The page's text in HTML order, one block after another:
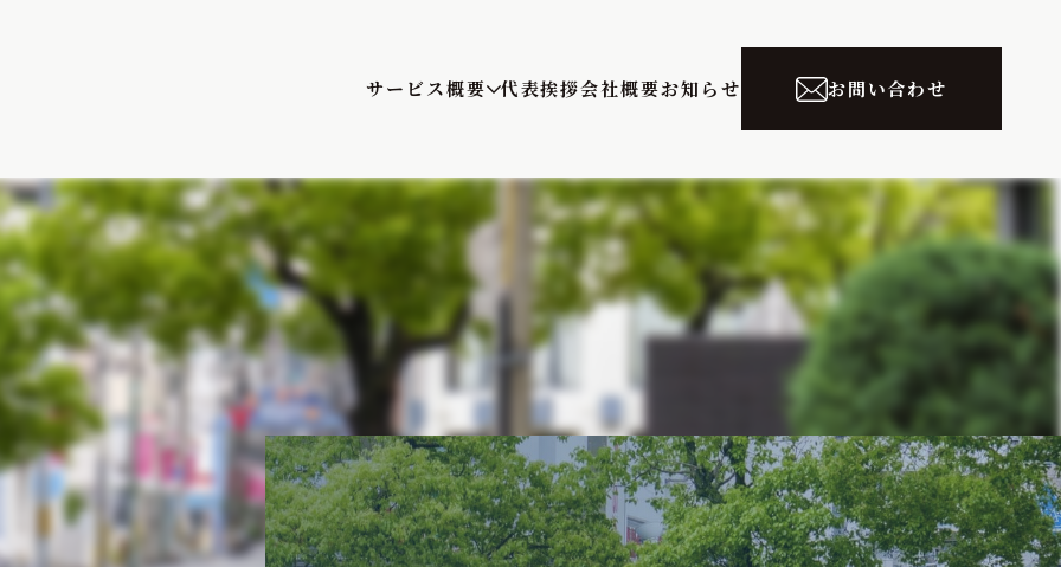
サービス概要 代表挨拶会社概要お知らせ お問い合わせ